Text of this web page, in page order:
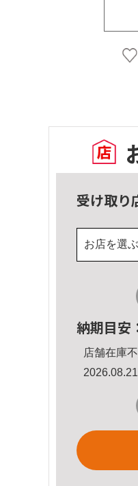
受け取り
お店を選ぶ
納期目安
店舗在庫